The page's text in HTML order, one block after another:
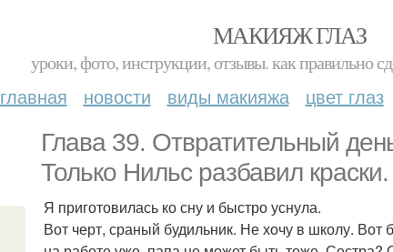
МАКИЯЖ ГЛАЗ
уроки, фото, инструкции, отзывы. как правильно
главная новости виды макияжа цвет глаз
Глава 39. Отвратительный
Только Нильс разбавил краски.
Я приготовилась ко сну и быстро уснула.
Вот черт, сраный будильник. Не хочу в школу.